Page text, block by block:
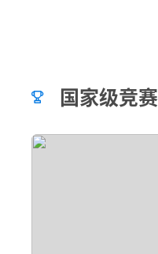
 国家级竞赛